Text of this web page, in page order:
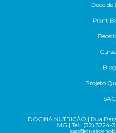
Doce de
Plant
Blog
Projeto
SAC
DOCINA NUTRIÇÃO | Rua
MG | Tel.: (32) 3224-